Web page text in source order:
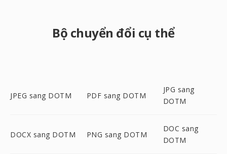
Bộ chuyển đổi cụ thể
JPEG sang DOTM PDF sang DOTM
JPG sang
DOTM
DOCX sang DOTM PNG sang DOTM
DOC sang
DOTM